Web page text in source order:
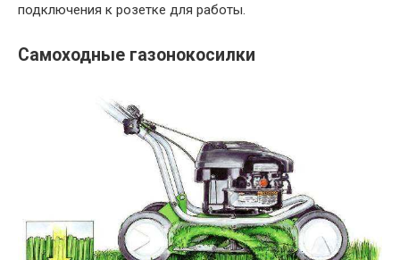
подключения к розетке для работы.
Самоходные газонокосилки